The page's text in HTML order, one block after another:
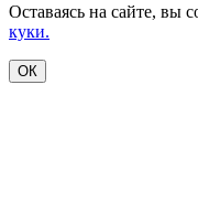
Оставаясь на сайте, вы
куки.
ОК